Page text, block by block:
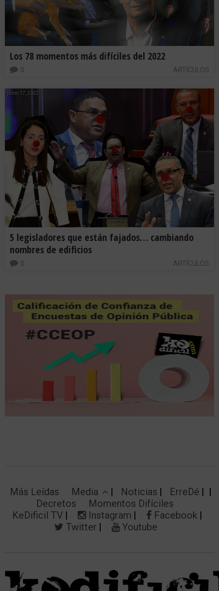
Los 78 momentos más difíciles del 2022
ARTÍCULOS
0
junio 17, 2022
5 legisladores que están fajados… cambiando
nombres de edificios
ARTÍCULOS
0
Más Leídas Media Noticias
ErreDé
Decretos
Momentos Difíciles
KeDificil TV
Instagram
Facebook
Twitter
Youtube